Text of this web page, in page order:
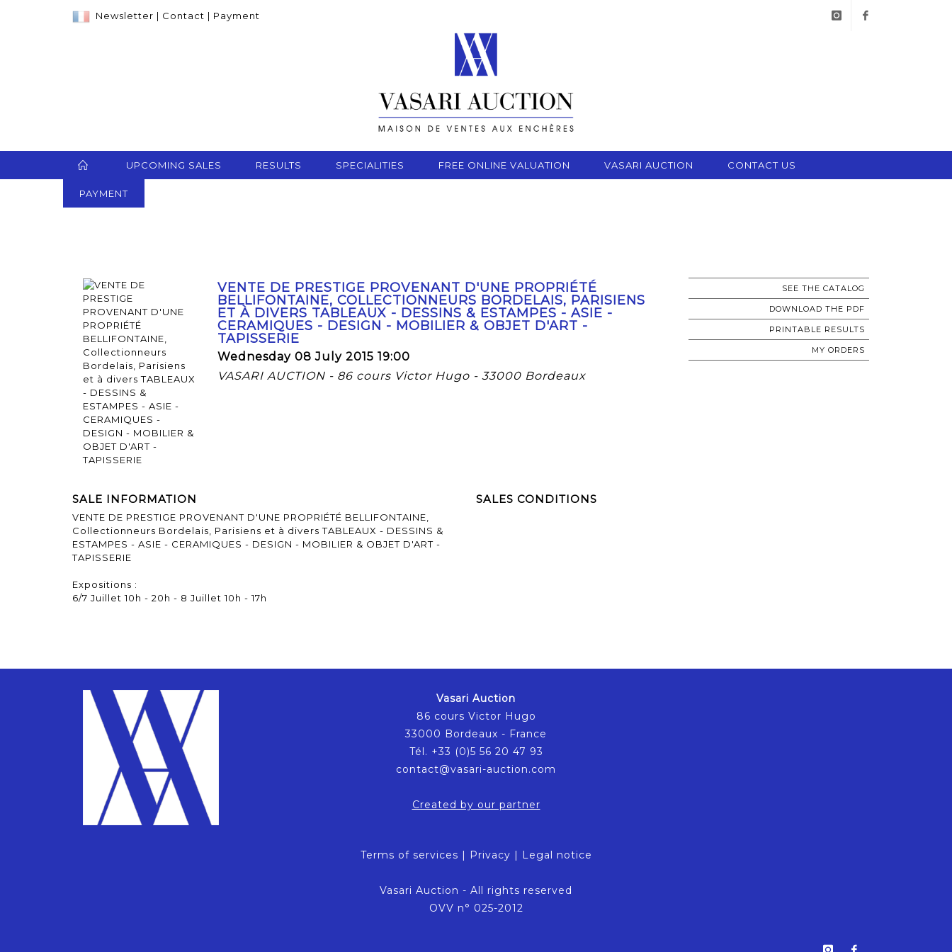
Newsletter | Contact | Payment
UPCOMING SALES RESULTS SPECIALITIES FREE ONLINE VALUATION VASARI AUCTION CONTACT US
PAYMENT
VENTE DE PRESTIGE PROVENANT D'UNE PROPRIÉTÉ
BELLIFONTAINE, COLLECTIONNEURS BORDELAIS, PARISIENS
ET À DIVERS TABLEAUX - DESSINS & ESTAMPES - ASIE -
CERAMIQUES - DESIGN - MOBILIER & OBJET D'ART -
TAPISSERIE
Wednesday 08 July 2015 19:00
VASARI AUCTION - 86 cours Victor Hugo - 33000 Bordeaux
SEE THE CATALOG
DOWNLOAD THE PDF
PRINTABLE RESULTS
MY ORDERS
SALE INFORMATION
VENTE DE PRESTIGE PROVENANT D'UNE PROPRIÉTÉ BELLIFONTAINE,
Collectionneurs Bordelais, Parisiens et à divers TABLEAUX - DESSINS &
ESTAMPES - ASIE - CERAMIQUES - DESIGN - MOBILIER & OBJET D'ART -
TAPISSERIE
Expositions :
6/7 Juillet 10h - 20h - 8 Juillet 10h - 17h
SALES CONDITIONS
Vasari Auction
86 cours Victor Hugo
33000 Bordeaux - France
Tél. +33 (0)5 56 20 47 93
contact@vasari-auction.com
Created by our partner
Terms of services | Privacy | Legal notice
Vasari Auction - All rights reserved
OVV n° 025-2012